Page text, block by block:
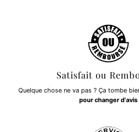
Satisfait ou
Quelque chose ne va pas ? Ça tombe
pour changer d'avis